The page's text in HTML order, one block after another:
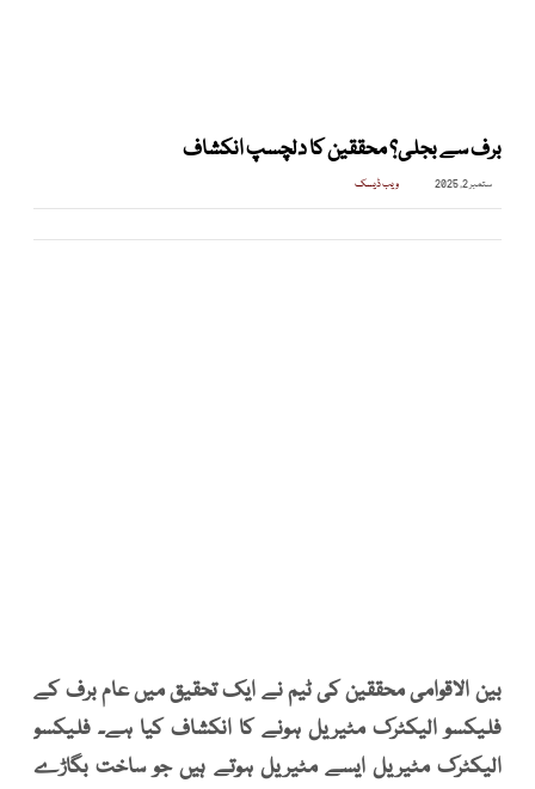
برف سے بجلی؟ محققین کا دلچسپ انکشاف
ستمبر 2, 2025 ویب ڈیسک
بین الاقوامی محققین کی ٹیم نے ایک تحقیق میں عام برف کے
فلیکسو الیکٹرک مٹیریل ہونے کا انکشاف کیا ہے۔ فلیکسو
الیکٹرک مٹیریل ایسے مٹیریل ہوتے ہیں جو ساخت بگاڑے